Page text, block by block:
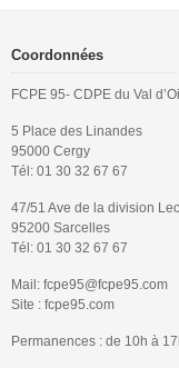
Coordonnées
FCPE 95- CDPE du Val
5 Place des Linandes
95000 Cergy
Tél: 01 30 32 67 67
47/51 Ave de la division
95200 Sarcelles
Tél: 01 30 32 67 67
Mail: fcpe95@fcpe95.com
Site : fcpe95.com
Permanences : de 10h à